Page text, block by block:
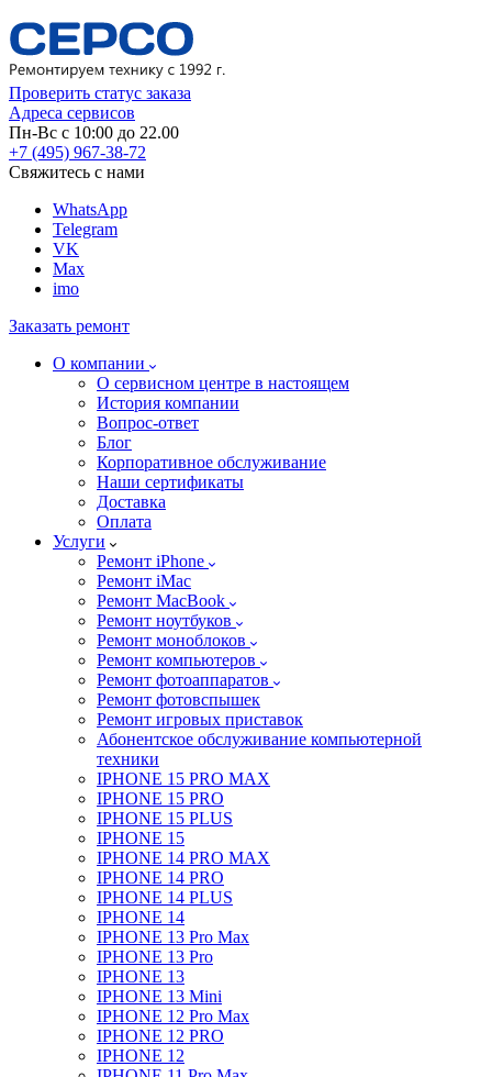
Проверить статус заказа
Адреса сервисов
Пн-Вс с 10:00 до 22.00
+7 (495) 967-38-72
Свяжитесь с нами
WhatsApp
Telegram
VK
Max
imo
Заказать ремонт
О компании
О сервисном центре в настоящем
История компании
Вопрос-ответ
Блог
Корпоративное обслуживание
Наши сертификаты
Доставка
Оплата
Услуги
Ремонт iPhone
Ремонт iMac
Ремонт MacBook
Ремонт ноутбуков
Ремонт моноблоков
Ремонт компьютеров
Ремонт фотоаппаратов
Ремонт фотовспышек
Ремонт игровых приставок
Абонентское обслуживание компьютерной
техники
IPHONE 15 PRO MAX
IPHONE 15 PRO
IPHONE 15 PLUS
IPHONE 15
IPHONE 14 PRO MAX
IPHONE 14 PRO
IPHONE 14 PLUS
IPHONE 14
IPHONE 13 Pro Max
IPHONE 13 Pro
IPHONE 13
IPHONE 13 Mini
IPHONE 12 Pro Max
IPHONE 12 PRO
IPHONE 12